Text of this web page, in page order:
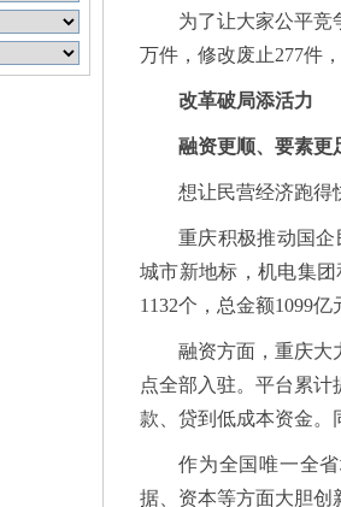
为了让大家公平竞
万件，修改废止277件
改革破局添活力
融资更顺、要素更
想让民营经济跑得
重庆积极推动国
城市新地标，机电集
1132个，总金额1099亿
融资方面，重庆大
点全部入驻。平台累计
款、贷到低成本资金。
作为全国唯一全
据、资本等方面大胆创